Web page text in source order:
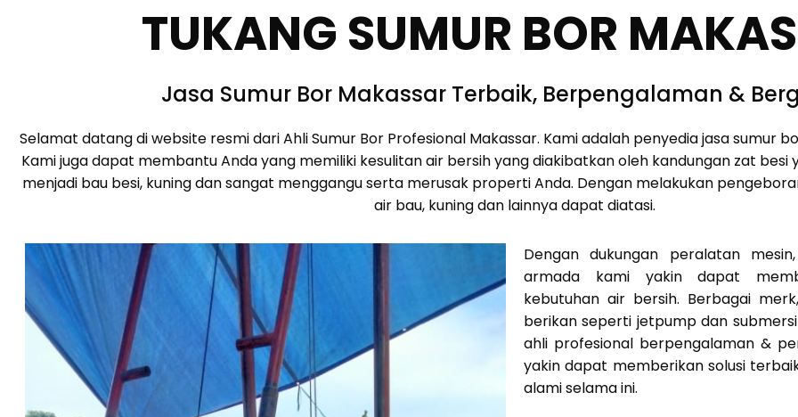
TUKANG SUMUR BOR
Jasa Sumur Bor Makassar Terbaik, Berpengalaman &
Selamat datang di website resmi dari Ahli Sumur Bor Profesional Makassar. Kami adalah penyedia jasa sumur
Kami juga dapat membantu Anda yang memiliki kesulitan air bersih yang diakibatkan oleh kandungan zat besi
menjadi bau besi, kuning dan sangat menggangu serta merusak properti Anda. Dengan melakukan
air bau, kuning dan lainnya dapat diatasi.
Dengan dukungan peralatan
armada kami yakin dapat
kebutuhan air bersih. Berbagai
berikan seperti jetpump dan
ahli profesional berpengalaman &
yakin dapat memberikan solusi
alami selama ini.